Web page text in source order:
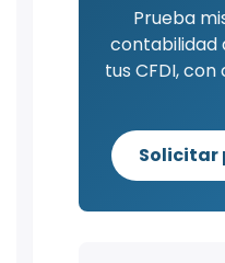
Prueba
contabilidad
tus CFDI,
Solicitar